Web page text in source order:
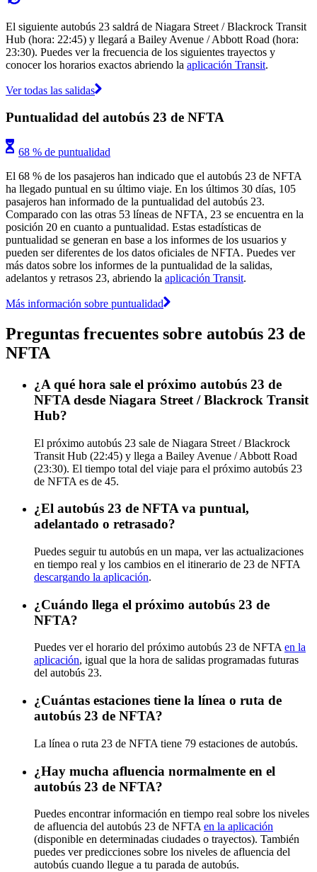
El siguiente autobús 23 saldrá de Niagara Street / Blackrock Transit
Hub (hora: 22:45) y llegará a Bailey Avenue / Abbott Road (hora:
23:30). Puedes ver la frecuencia de los siguientes trayectos y
conocer los horarios exactos abriendo la aplicación Transit.
Ver todas las salidas
Puntualidad del autobús 23 de NFTA
68 % de puntualidad
El 68 % de los pasajeros han indicado que el autobús 23 de NFTA
ha llegado puntual en su último viaje. En los últimos 30 días, 105
pasajeros han informado de la puntualidad del autobús 23.
Comparado con las otras 53 líneas de NFTA, 23 se encuentra en la
posición 20 en cuanto a puntualidad. Estas estadísticas de
puntualidad se generan en base a los informes de los usuarios y
pueden ser diferentes de los datos oficiales de NFTA. Puedes ver
más datos sobre los informes de la puntualidad de la salidas,
adelantos y retrasos 23, abriendo la aplicación Transit.
Más información sobre puntualidad
Preguntas frecuentes sobre autobús 23 de
NFTA
¿A qué hora sale el próximo autobús 23 de
NFTA desde Niagara Street / Blackrock Transit
Hub?
El próximo autobús 23 sale de Niagara Street / Blackrock
Transit Hub (22:45) y llega a Bailey Avenue / Abbott Road
(23:30). El tiempo total del viaje para el próximo autobús 23
de NFTA es de 45.
¿El autobús 23 de NFTA va puntual,
adelantado o retrasado?
Puedes seguir tu autobús en un mapa, ver las actualizaciones
en tiempo real y los cambios en el itinerario de 23 de NFTA
descargando la aplicación.
¿Cuándo llega el próximo autobús 23 de
NFTA?
Puedes ver el horario del próximo autobús 23 de NFTA en la
aplicación, igual que la hora de salidas programadas futuras
del autobús 23.
¿Cuántas estaciones tiene la línea o ruta de
autobús 23 de NFTA?
La línea o ruta 23 de NFTA tiene 79 estaciones de autobús.
¿Hay mucha afluencia normalmente en el
autobús 23 de NFTA?
Puedes encontrar información en tiempo real sobre los niveles
de afluencia del autobús 23 de NFTA en la aplicación
(disponible en determinadas ciudades o trayectos). También
puedes ver predicciones sobre los niveles de afluencia del
autobús cuando llegue a tu parada de autobús.